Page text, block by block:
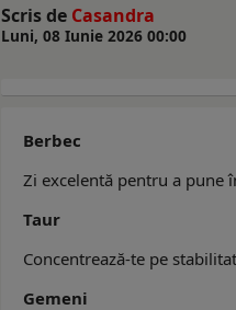
Scris de Casandra
Luni, 08 Iunie 2026 00:00
Berbec
Zi excelentă pentru a pune
Taur
Concentrează-te pe
Gemeni